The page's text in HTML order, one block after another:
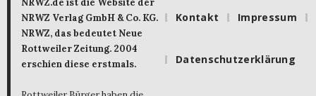
NRWZ.de ist die Website der
NRWZ Verlag GmbH & Co. KG.
NRWZ, das bedeutet Neue
Rottweiler Zeitung. 2004
erschien diese erstmals.
Kontakt Impressum
Datenschutzerklärung